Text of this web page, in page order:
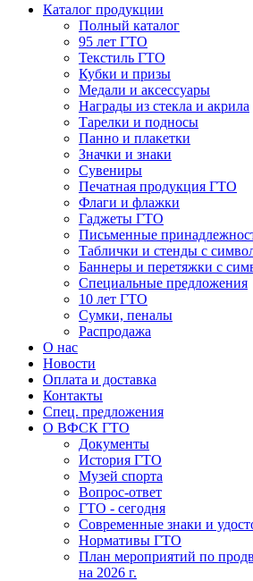
Каталог продукции
Полный каталог
95 лет ГТО
Текстиль ГТО
Кубки и призы
Медали и аксессуары
Награды из стекла и акрила
Тарелки и подносы
Панно и плакетки
Значки и знаки
Сувениры
Печатная продукция ГТО
Флаги и флажки
Гаджеты ГТО
Письменные
Таблички и стенды с
Баннеры и перетяжки с
Специальные предложения
10 лет ГТО
Сумки, пеналы
Распродажа
О нас
Новости
Оплата и доставка
Контакты
Спец. предложения
О ВФСК ГТО
Документы
История ГТО
Музей спорта
Вопрос-ответ
ГТО - сегодня
Современные знаки и
Нормативы ГТО
План мероприятий по
на 2026 г.